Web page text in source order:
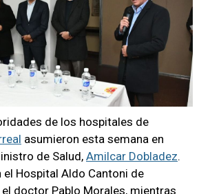
de los hospitales de
asumieron esta semana en
de Salud,Amilcar Dobladez.
el Hospital Aldo Cantoni de
doctor Pablo Morales, mientras